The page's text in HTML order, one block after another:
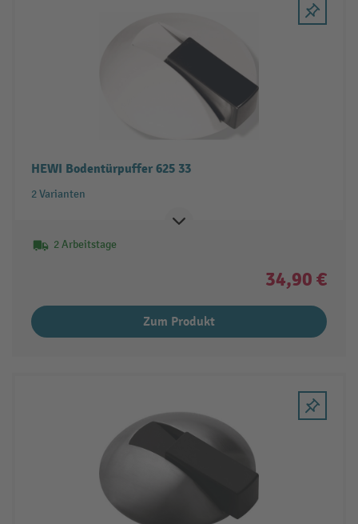
HEWI Bodentürpuffer 625 33
2 Varianten
2 Arbeitstage
34,90 €
Zum Produkt